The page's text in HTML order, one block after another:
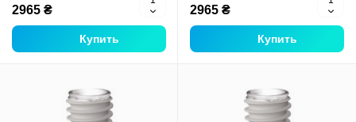
2965 ₴
Купить
2965 ₴
Купить